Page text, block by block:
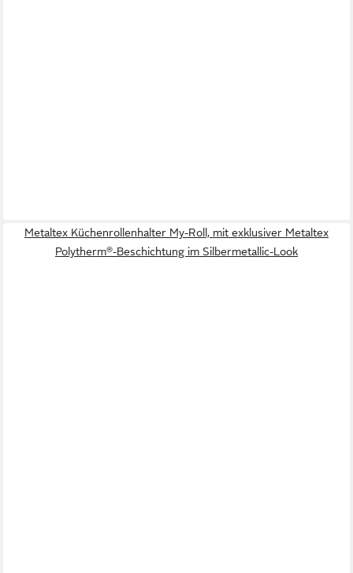
Metaltex Küchenrollenhalter My-Roll, mit exklusiver Metaltex
Polytherm®-Beschichtung im Silbermetallic-Look